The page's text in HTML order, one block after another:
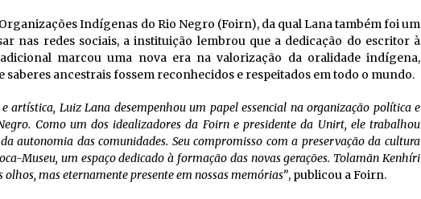
Indígenas do Rio Negro (Foirn), da qual Lana também foi um
nas redes sociais, a instituição lembrou que a dedicação do escritor à
marcou uma nova era na valorização da oralidade indígena,
saberes ancestrais fossem reconhecidos e respeitados em todo o mundo.
artística, Luiz Lana desempenhou um papel essencial na organização política e
Como um dos idealizadores da Foirn e presidente da Unirt, ele trabalhou
autonomia das comunidades. Seu compromisso com a preservação da cultura
Museu, um espaço dedicado à formação das novas gerações. Tolamãn Kenhíri
mas eternamente presente em nossas memórias”, publicou a Foirn.